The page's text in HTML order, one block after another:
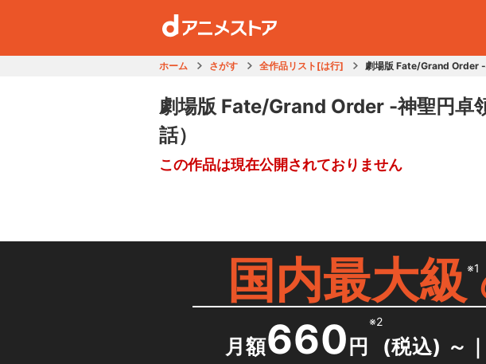
ホーム さがす 全作品リスト[は行] 劇場版 Fate/Grand Order
劇場版 Fate/Grand Order -神聖円
話）
この作品は現在公開されておりません
国内最大級 ※1
月額660 円
※2
(税込) ～ ｜